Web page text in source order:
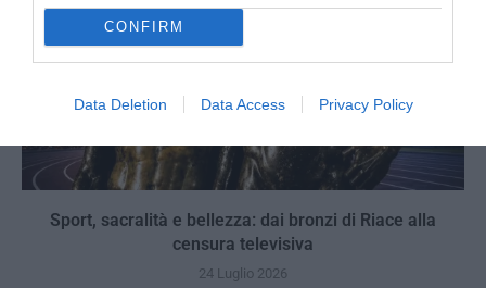
CONFIRM
Data Deletion Data Access Privacy Policy
Sport, sacralità e bellezza: dai bronzi di Riace alla
censura televisiva
24 Luglio 2026